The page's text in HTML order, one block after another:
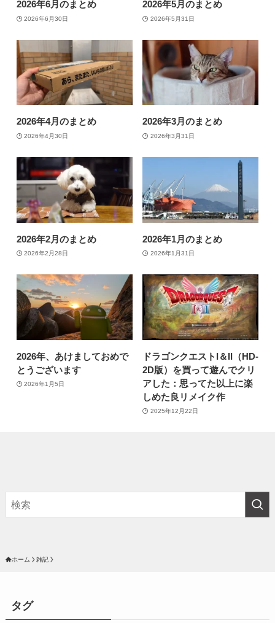
2026年6月のまとめ
2026年6月30日
2026年5月のまとめ
2026年5月31日
2026年4月のまとめ
2026年4月30日
2026年3月のまとめ
2026年3月31日
2026年2月のまとめ
2026年2月28日
2026年1月のまとめ
2026年1月31日
2026年、あけましておめで
とうございます
2026年1月5日
ドラゴンクエストI＆II（HD-
2D版）を買って遊んでクリ
アした：思ってた以上に楽
しめた良リメイク作
2025年12月22日
ホーム 雑記
タグ